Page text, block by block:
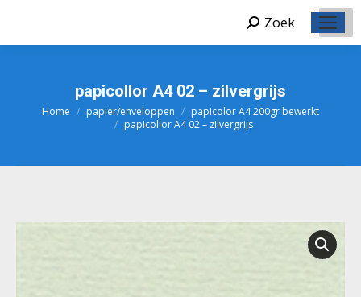
Zoeken:
Zoek
papicollor A4 02 – zilvergrijs
Je bent hier:
Home papier/enveloppen
papicolor A4 200gr bewerkt
papicollor A4 02 – zilvergrijs